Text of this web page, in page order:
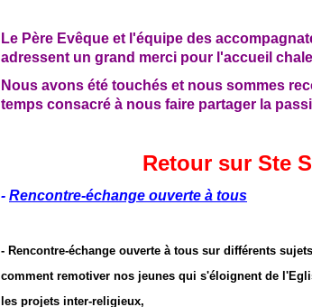
Le Père Evêque et l'équipe des
adressent un grand merci pour l'accueil
Nous avons été touchés et nous sommes
temps consacré à nous faire partager la
Retour sur Ste
- Rencontre-échange ouverte à tous
- Rencontre-échange ouverte à tous sur différents
comment remotiver nos jeunes qui s'éloignent de
les projets inter-religieux,